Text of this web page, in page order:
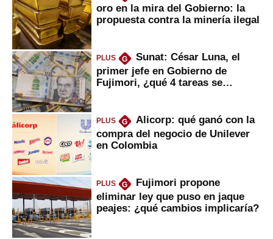
oro en la mira del Gobierno: la
propuesta contra la minería ilegal
PLUS G
Sunat: César Luna, el
primer jefe en Gobierno de
Fujimori, ¿qué 4 tareas se
PLUS G
Alicorp: qué ganó con la
compra del negocio de Unilever
en Colombia
PLUS G
Fujimori propone
eliminar ley que puso en jaque
peajes: ¿qué cambios implicaría?